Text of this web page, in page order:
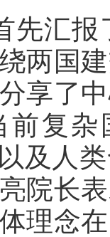
先汇
两国
享了
前复
及人
院长
理念